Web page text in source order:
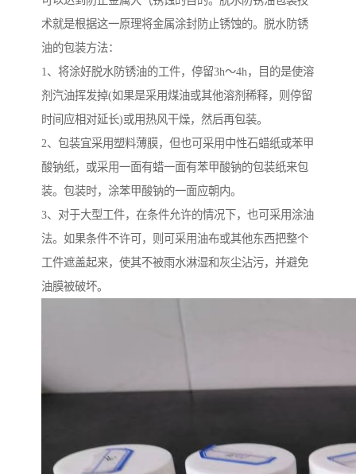
术就是根据这一原理将金属涂封防止锈蚀的。脱水防锈
油的包装方法：
1、将涂好脱水防锈油的工件，停留3h～4h，目的是使溶
剂汽油挥发掉(如果是采用煤油或其他溶剂稀释，则停留
时间应相对延长)或用热风干燥，然后再包装。
2、包装宜采用塑料薄膜，但也可采用中性石蜡纸或苯甲
酸钠纸，或采用一面有蜡一面有苯甲酸钠的包装纸来包
装。包装时，涂苯甲酸钠的一面应朝内。
3、对于大型工件，在条件允许的情况下，也可采用涂油
法。如果条件不许可，则可采用油布或其他东西把整个
工件遮盖起来，使其不被雨水淋湿和灰尘沾污，并避免
油膜被破坏。